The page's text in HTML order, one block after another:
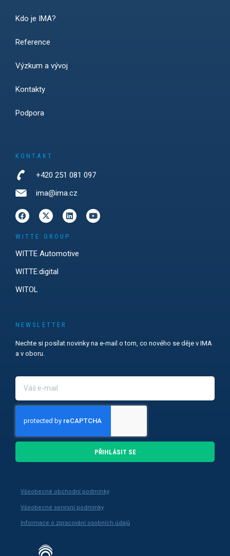
Kdo je IMA?
Reference
Výzkum a vývoj
Kontakty
Podpora
KONTAKT
+420 251 081 097
ima@ima.cz
WITTE GROUP
WITTE Automotive
WITTE:digital
WITOL
NEWSLETTER
Nechte si posílat novinky na e-mail o tom, co nového se děje v IMA
a v oboru.
PŘIHLÁSIT SE
Všeobecné obchodní podmínky
Všeobecné servisní podmínky
Informace o zpracování osobních údajů